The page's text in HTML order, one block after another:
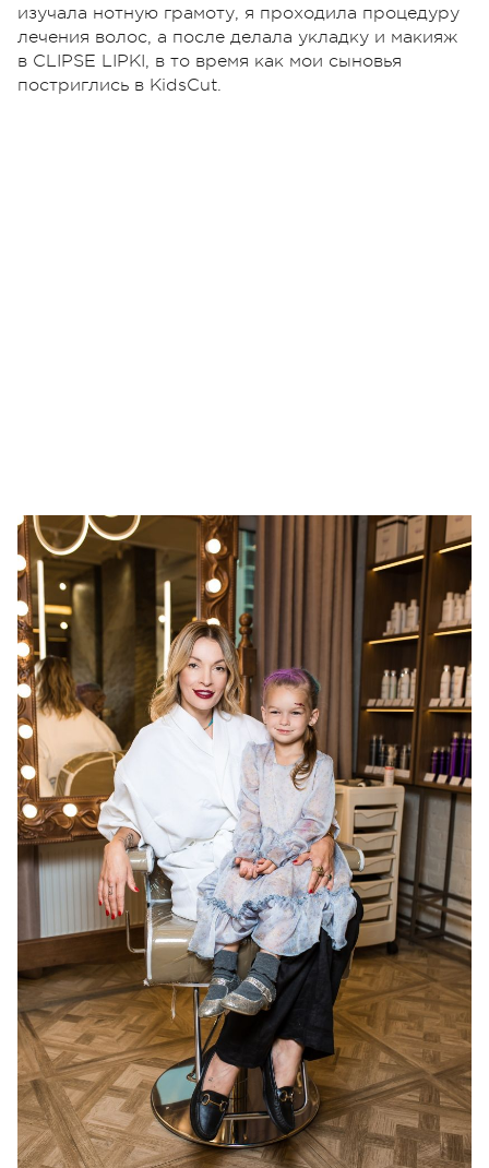
изучала нотную грамоту, я проходила процедуру
лечения волос, а после делала укладку и макияж
в CLIPSE LIPKI, в то время как мои сыновья
постриглись в KidsCut.